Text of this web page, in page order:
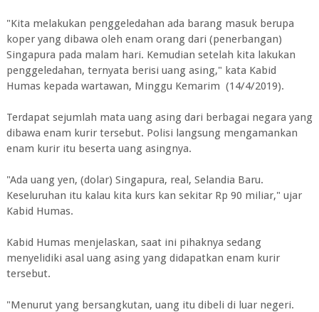
"Kita melakukan penggeledahan ada barang masuk berupa
koper yang dibawa oleh enam orang dari (penerbangan)
Singapura pada malam hari. Kemudian setelah kita lakukan
penggeledahan, ternyata berisi uang asing," kata Kabid
Humas kepada wartawan, Minggu Kemarim (14/4/2019).
Terdapat sejumlah mata uang asing dari berbagai negara yang
dibawa enam kurir tersebut. Polisi langsung mengamankan
enam kurir itu beserta uang asingnya.
"Ada uang yen, (dolar) Singapura, real, Selandia Baru.
Keseluruhan itu kalau kita kurs kan sekitar Rp 90 miliar," ujar
Kabid Humas.
Kabid Humas menjelaskan, saat ini pihaknya sedang
menyelidiki asal uang asing yang didapatkan enam kurir
tersebut.
"Menurut yang bersangkutan, uang itu dibeli di luar negeri.